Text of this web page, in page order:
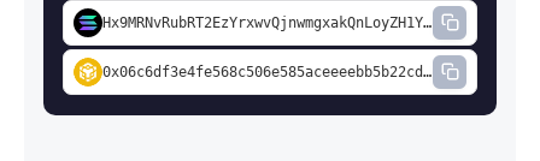
Hx9MRNvRubRT2EzYrxwvQjnwmgxakQnLoyZH1YBdi1a7
0x06c6df3e4fe568c506e585aceeeebb5b22cdd5c3